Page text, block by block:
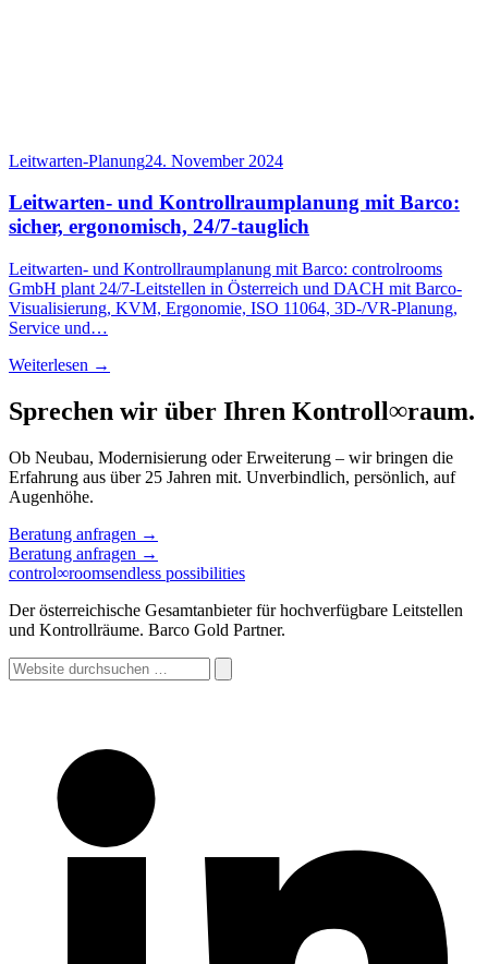
Leitwarten-Planung24. November 2024
Leitwarten- und Kontrollraumplanung mit Barco:
sicher, ergonomisch, 24/7-tauglich
Leitwarten- und Kontrollraumplanung mit Barco: controlrooms
GmbH plant 24/7-Leitstellen in Österreich und DACH mit Barco-
Visualisierung, KVM, Ergonomie, ISO 11064, 3D-/VR-Planung,
Service und…
Weiterlesen →
Sprechen wir über Ihren Kontroll∞raum.
Ob Neubau, Modernisierung oder Erweiterung – wir bringen die
Erfahrung aus über 25 Jahren mit. Unverbindlich, persönlich, auf
Augenhöhe.
Beratung anfragen →
Beratung anfragen →
control∞roomsendless possibilities
Der österreichische Gesamtanbieter für hochverfügbare Leitstellen
und Kontrollräume. Barco Gold Partner.
Website
durchsuchen